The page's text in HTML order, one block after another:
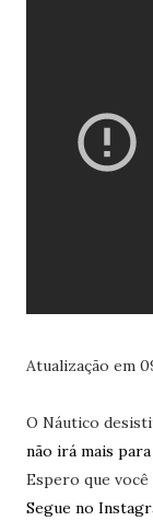
Atualização em
O Náutico
não irá mais
Espero que
Segue no